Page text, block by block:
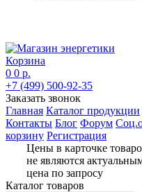
Корзина
0 0 р.
+7 (499) 500-92-35
Заказать звонок
Главная Каталог продукции
Контакты Блог Форум
корзину Регистрация
Цены в карточке
не являются
цена по запросу
Каталог товаров